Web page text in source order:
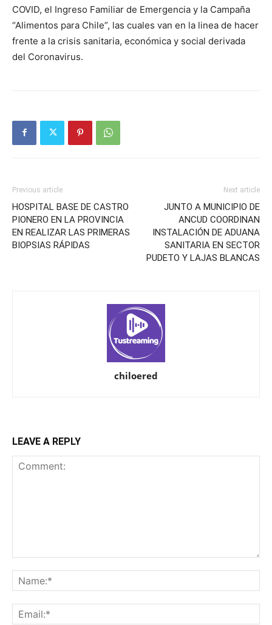
COVID, el Ingreso Familiar de Emergencia y la Campaña
“Alimentos para Chile”, las cuales van en la linea de hacer
frente a la crisis sanitaria, económica y social derivada
del Coronavirus.
Previous article
HOSPITAL BASE DE CASTRO
PIONERO EN LA PROVINCIA
EN REALIZAR LAS PRIMERAS
BIOPSIAS RÁPIDAS
Next article
JUNTO A MUNICIPIO DE
ANCUD COORDINAN
INSTALACIÓN DE ADUANA
SANITARIA EN SECTOR
PUDETO Y LAJAS BLANCAS
chiloered
LEAVE A REPLY